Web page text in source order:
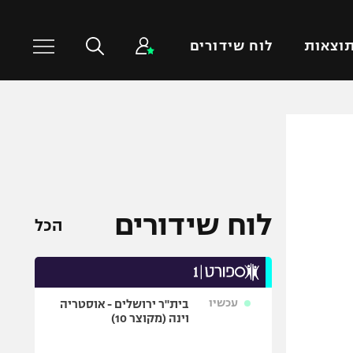
תוצאות לוח שידורים
שחייה
ג'ודו
ספורט אולימפי
לוח שידורים הכל
עכשיו
בית"ר ירושלים - אוסטריה
וינה (מקוצר 10)